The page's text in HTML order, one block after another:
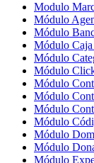
Modulo
Módulo
Módulo
Módulo
Módulo
Módulo
Módulo
Módulo
Módulo
Módulo
Módulo
Módulo
Módulo